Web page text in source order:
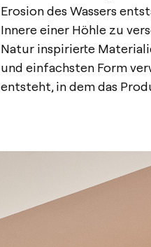
Erosion des Wassers
Innere einer Höhle zu
Natur inspirierte
und einfachsten Form
entsteht, in dem das